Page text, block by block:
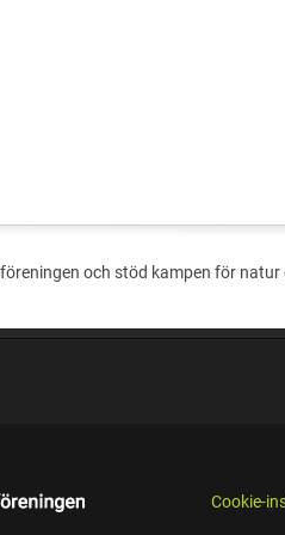
och stöd kampen för natur
Cookie-